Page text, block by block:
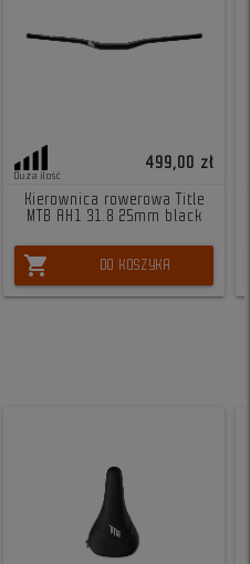
Duża ilość
499,00 zł
Kierownica rowerowa Title
MTB AH1 31.8 25mm black
shopping_cart DO KOSZYKA